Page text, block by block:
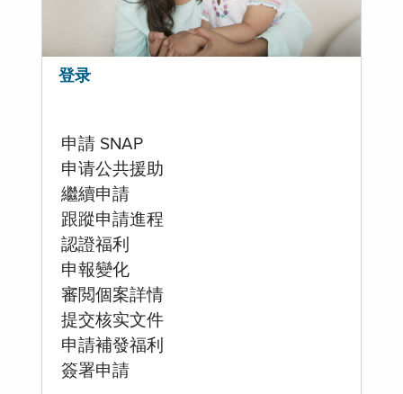
登录
申請 SNAP
申请公共援助
繼續申請
跟蹤申請進程
認證福利
申報變化
審閲個案詳情
提交核实文件
申請補發福利
簽署申請